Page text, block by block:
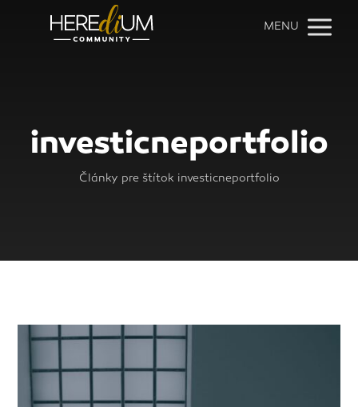
MENU
investicneportfolio
Články pre štítok investicneportfolio